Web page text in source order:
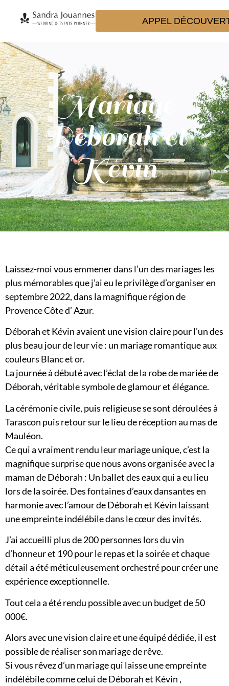
APPEL
Mariage
Déborah et
Kévin
Laissez-moi vous emmener dans l’un des mariages les
plus mémorables que j’ai eu le privilège d’organiser en
septembre 2022, dans la magnifique région de
Provence Côte d’ Azur.
Déborah et Kévin avaient une vision claire pour l’un des
plus beau jour de leur vie : un mariage romantique aux
couleurs Blanc et or.
La journée à débuté avec l’éclat de la robe de mariée de
Déborah, véritable symbole de glamour et élégance.
La cérémonie civile, puis religieuse se sont déroulées à
Tarascon puis retour sur le lieu de réception au mas de
Mauléon.
Ce qui a vraiment rendu leur mariage unique, c’est la
magnifique surprise que nous avons organisée avec la
maman de Déborah : Un ballet des eaux qui a eu lieu
lors de la soirée. Des fontaines d’eaux dansantes en
harmonie avec l’amour de Déborah et Kévin laissant
une empreinte indélébile dans le cœur des invités.
J’ai accueilli plus de 200 personnes lors du vin
d’honneur et 190 pour le repas et la soirée et chaque
détail a été méticuleusement orchestré pour créer une
expérience exceptionnelle.
Tout cela a été rendu possible avec un budget de 50
000€.
Alors avec une vision claire et une équipé dédiée, il est
possible de réaliser son mariage de rêve.
Si vous rêvez d’un mariage qui laisse une empreinte
indélébile comme celui de Déborah et Kévin ,